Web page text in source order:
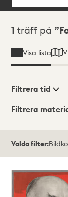
Sökresultat
1 träff på
Visa lista
Visningsläge
Filtrera tid
Filtrera
träffar
Valda filter: